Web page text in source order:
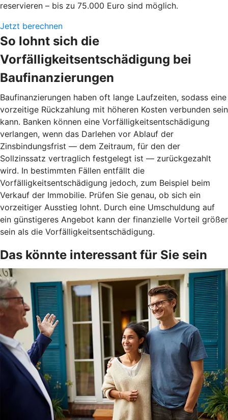
reservieren – bis zu 75.000 Euro sind möglich.
Jetzt berechnen
So lohnt sich die
Vorfälligkeitsentschädigung bei
Baufinanzierungen
Baufinanzierungen haben oft lange Laufzeiten, sodass eine
vorzeitige Rückzahlung mit höheren Kosten verbunden sein
kann. Banken können eine Vorfälligkeitsentschädigung
verlangen, wenn das Darlehen vor Ablauf der
Zinsbindungsfrist — dem Zeitraum, für den der
Sollzinssatz vertraglich festgelegt ist — zurückgezahlt
wird. In bestimmten Fällen entfällt die
Vorfälligkeitsentschädigung jedoch, zum Beispiel beim
Verkauf der Immobilie. Prüfen Sie genau, ob sich ein
vorzeitiger Ausstieg lohnt. Durch eine Umschuldung auf
ein günstigeres Angebot kann der finanzielle Vorteil größer
sein als die Vorfälligkeitsentschädigung.
Das könnte interessant für Sie sein